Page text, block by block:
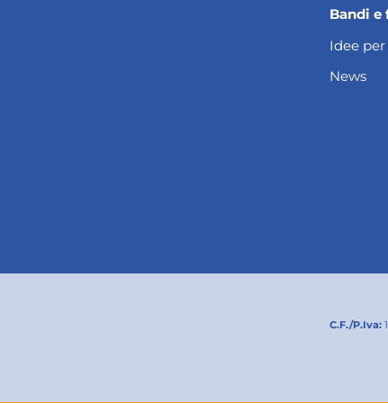
Bandi e
Idee
News
C.F./P.Iva: